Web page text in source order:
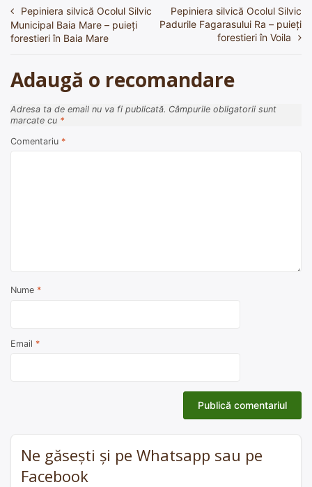
Navigare
în
Pepiniera silvică Ocolul Silvic
Municipal Baia Mare – puieți
forestieri în Baia Mare
Pepiniera silvică Ocolul Silvic
Padurile Fagarasului Ra – puieți
forestieri în Voila
Adaugă o recomandare
Adresa ta de email nu va fi publicată. Câmpurile obligatorii sunt
marcate cu *
Comentariu *
Nume *
Email *
Ne găsești și pe Whatsapp sau pe
Facebook